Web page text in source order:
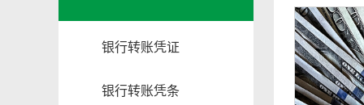
银行转账凭证
银行转账凭条